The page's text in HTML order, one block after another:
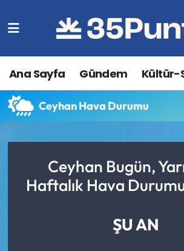
Ana Sayfa Gündem Kültür-
Ceyhan Hava Durumu
Ceyhan Bugün,
Haftalık Hava
ŞU AN